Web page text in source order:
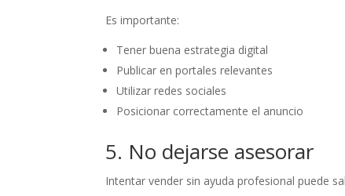
Es importante:
Tener buena estrategia digital
Publicar en portales relevantes
Utilizar redes sociales
Posicionar correctamente el anuncio
5. No dejarse asesorar
Intentar vender sin ayuda profesional puede